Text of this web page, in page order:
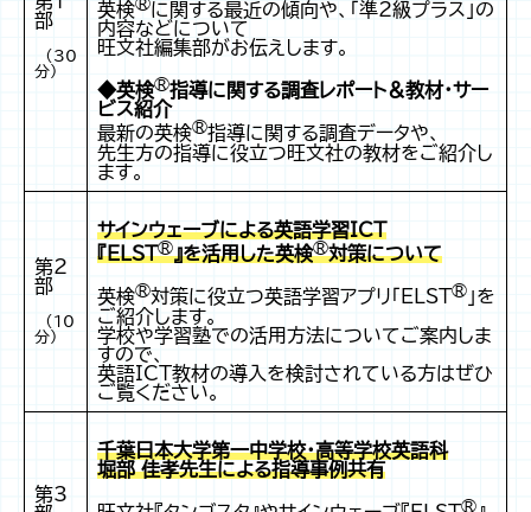
部
（30
分）
英検
に関する最近の傾向や、「準2級プラス」の
内容などについて
旺文社編集部がお伝えします。
◆英検®指導に関する調査レポート＆教材・サー
ビス紹介
最新の英検®指導に関する調査データや、
先生方の指導に役立つ旺文社の教材をご紹介し
ます。
第2
部
（10
分）
サインウェーブによる英語学習ICT
『ELST®』を活用した英検®対策について
英検®対策に役立つ英語学習アプリ「ELST ® 」を
ご紹介します。
学校や学習塾での活用方法についてご案内しま
すので、
英語ICT教材の導入を検討されている方はぜひ
ご覧ください。
第3
千葉日本大学第一中学校・高等学校英語科
堀部 佳孝先生による指導事例共有
®